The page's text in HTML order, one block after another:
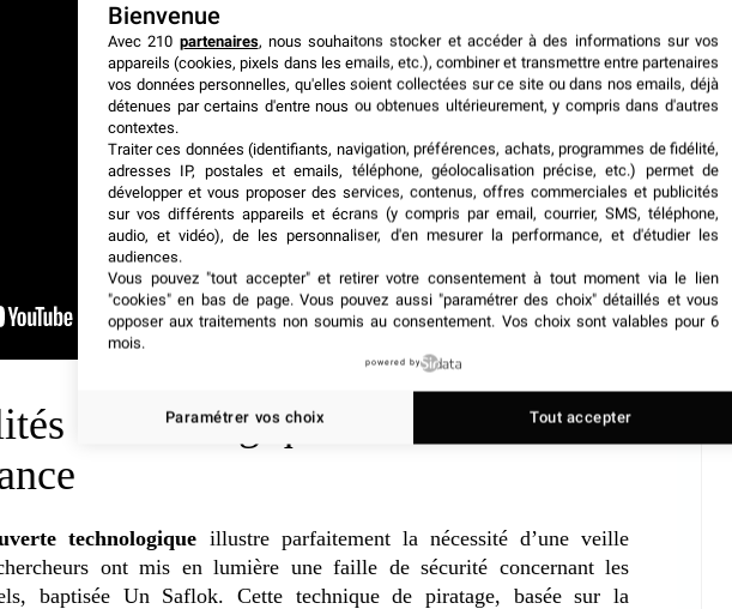
technologiques : un nouveau
technologique illustre parfaitement la nécessité d’une veille
ont mis en lumière une faille de sécurité concernant les
baptisée Un Saflok. Cette technique de piratage, basée sur la
Bienvenue
Avec 210 partenaires, nous souhaitons stocker et accéder à des informations sur vos
appareils (cookies, pixels dans les emails, etc.), combiner et transmettre entre partenaires
vos données personnelles, qu'elles soient collectées sur ce site ou dans nos emails, déjà
détenues par certains d'entre nous ou obtenues ultérieurement, y compris dans d'autres
contextes.
Traiter ces données (identifiants, navigation, préférences, achats, programmes de fidélité,
adresses IP, postales et emails, téléphone, géolocalisation précise, etc.) permet de
développer et vous proposer des services, contenus, offres commerciales et publicités
sur vos différents appareils et écrans (y compris par email, courrier, SMS, téléphone,
audio, et vidéo), de les personnaliser, d'en mesurer la performance, et d'étudier les
audiences.
Vous pouvez "tout accepter" et retirer votre consentement à tout moment via le lien
"cookies" en bas de page. Vous pouvez aussi "paramétrer des choix" détaillés et vous
opposer aux traitements non soumis au consentement. Vos choix sont valables pour 6
mois.
powered by
Paramétrer vos choix Tout accepter